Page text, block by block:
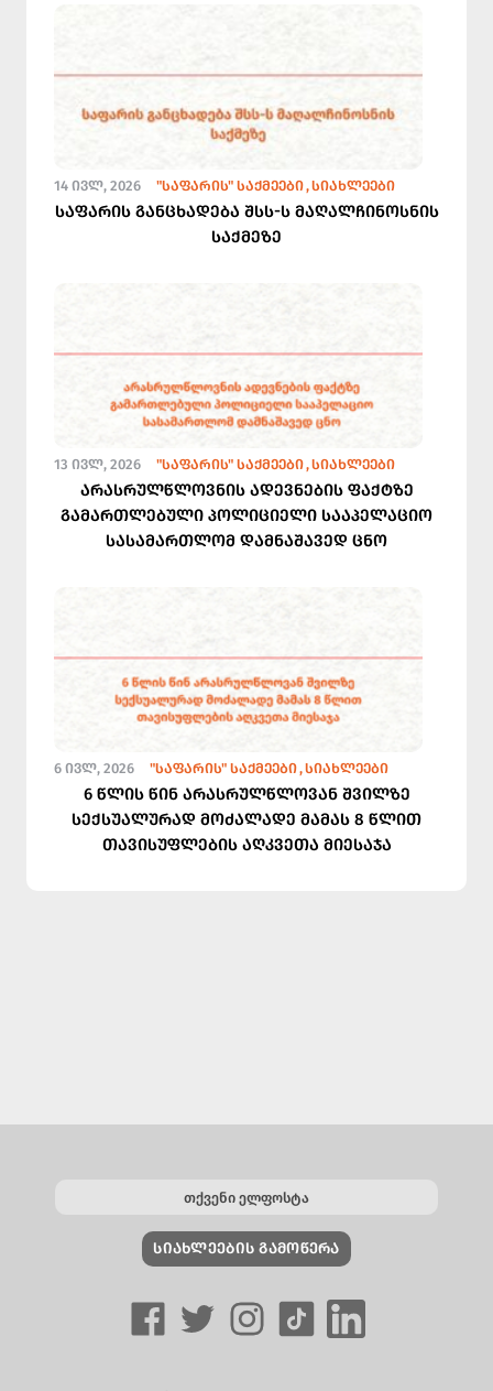
14 ᲘᲕᲚ, 2026 "ᲡᲐᲤᲐᲠᲘᲡ" ᲡᲐᲥᲛᲔᲔᲑᲘ ᲡᲘᲐᲮᲚᲔᲔᲑᲘ
საფარის განცხადება შსს-ს მაღალჩინოსნის
საქმეზე
13 ᲘᲕᲚ, 2026 "ᲡᲐᲤᲐᲠᲘᲡ" ᲡᲐᲥᲛᲔᲔᲑᲘ ᲡᲘᲐᲮᲚᲔᲔᲑᲘ
არასრულწლოვნის ადევნების ფაქტზე
გამართლებული პოლიციელი სააპელაციო
სასამართლომ დამნაშავედ ცნო
6 ᲘᲕᲚ, 2026 "ᲡᲐᲤᲐᲠᲘᲡ" ᲡᲐᲥᲛᲔᲔᲑᲘ ᲡᲘᲐᲮᲚᲔᲔᲑᲘ
6 წლის წინ არასრულწლოვან შვილზე
სექსუალურად მოძალადე მამას 8 წლით
თავისუფლების აღკვეთა მიესაჯა
ᲡᲘᲐᲮᲚᲔᲔᲑᲘᲡ ᲒᲐᲛᲝᲬᲔᲠᲐ